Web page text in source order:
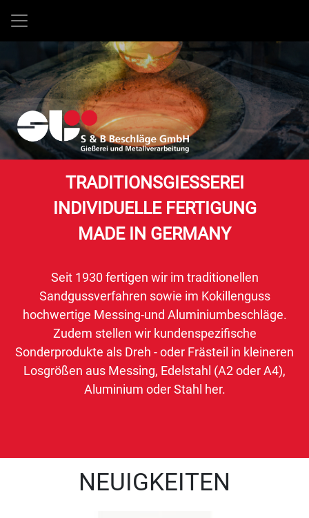
TRADITIONSGIESSEREI
INDIVIDUELLE FERTIGUNG
MADE IN GERMANY
Seit 1930 fertigen wir im traditionellen
Sandgussverfahren sowie im Kokillenguss
hochwertige Messing-und Aluminiumbeschläge.
Zudem stellen wir kundenspezifische
Sonderprodukte als Dreh - oder Frästeil in kleineren
Losgrößen aus Messing, Edelstahl (A2 oder A4),
Aluminium oder Stahl her.
NEUIGKEITEN